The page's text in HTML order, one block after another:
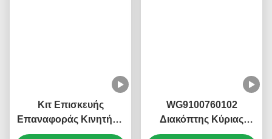
Κιτ Επισκευής
Επαναφοράς Κινητήρα
WP16 WP6-DXB
WG9100760102
Διακόπτης Κύριας
Μπαταρίας KM3600023